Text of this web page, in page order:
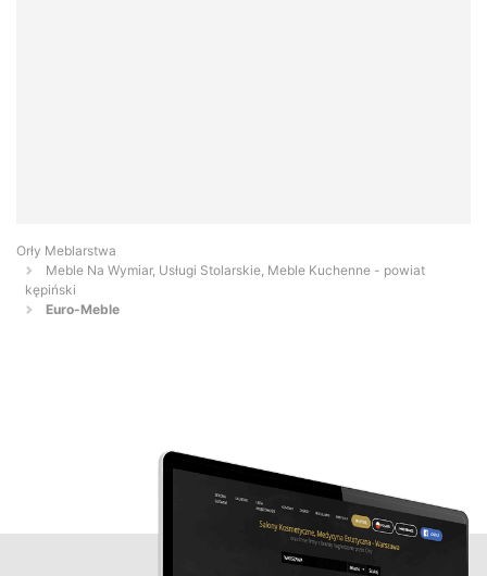
Orły Meblarstwa
Meble Na Wymiar, Usługi Stolarskie, Meble Kuchenne - powiat
kępiński
Euro-Meble